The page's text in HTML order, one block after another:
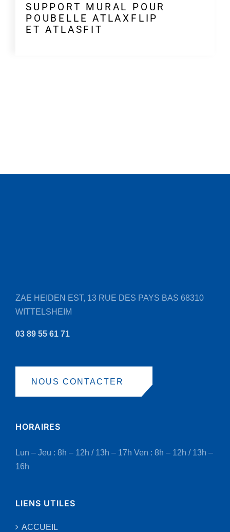
SUPPORT MURAL POUR
POUBELLE ATLAXFLIP
ET ATLASFIT
ZAE HEIDEN EST, 13 RUE DES PAYS BAS 68310
WITTELSHEIM
03 89 55 61 71
NOUS CONTACTER
HORAIRES
Lun – Jeu : 8h – 12h / 13h – 17h Ven : 8h – 12h / 13h –
16h
LIENS UTILES
ACCUEIL